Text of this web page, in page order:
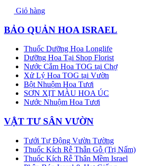
Giỏ hàng
BẢO QUẢN HOA ISRAEL
Thuốc Dưỡng Hoa Longlife
Dưỡng Hoa Tại Shop Florist
Nước Cắm Hoa TOG tại Chợ
Xử Lý Hoa TOG tại Vườn
Bột Nhuộm Hoa Tươi
SƠN XỊT MÀU HOA ÚC
Nước Nhuộm Hoa Tươi
VẬT TƯ SÂN VƯỜN
Tưới Tự Động Vườn Tường
Thuốc Kích Rễ Thẫn Gỗ (Trị Nấm)
Thuốc Kích Rễ Thân Mềm Israel